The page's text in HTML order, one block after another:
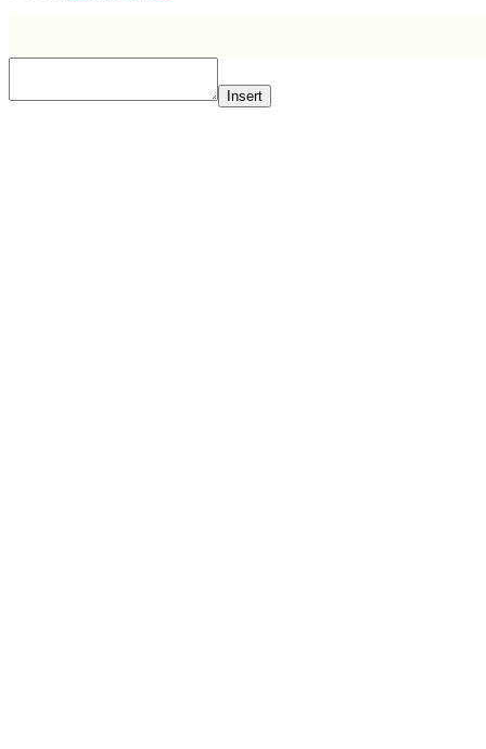
Insert